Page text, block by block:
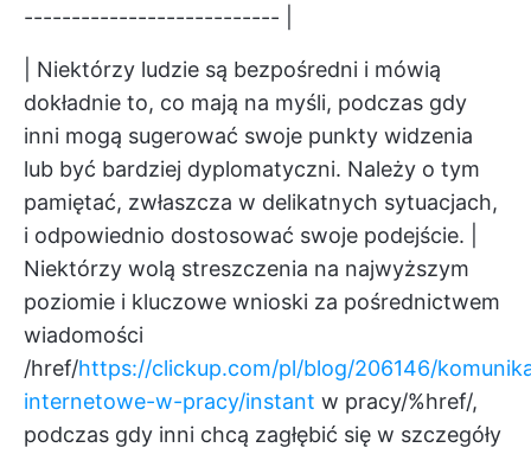
--------------------------- |
| Niektórzy ludzie są bezpośredni i mówią
dokładnie to, co mają na myśli, podczas gdy
inni mogą sugerować swoje punkty widzenia
lub być bardziej dyplomatyczni. Należy o tym
pamiętać, zwłaszcza w delikatnych sytuacjach,
i odpowiednio dostosować swoje podejście. |
Niektórzy wolą streszczenia na najwyższym
poziomie i kluczowe wnioski za pośrednictwem
wiadomości
/href/https://clickup.com/pl/blog/206146/
internetowe-w-pracy/instant w pracy/%href/,
podczas gdy inni chcą zagłębić się w szczegóły